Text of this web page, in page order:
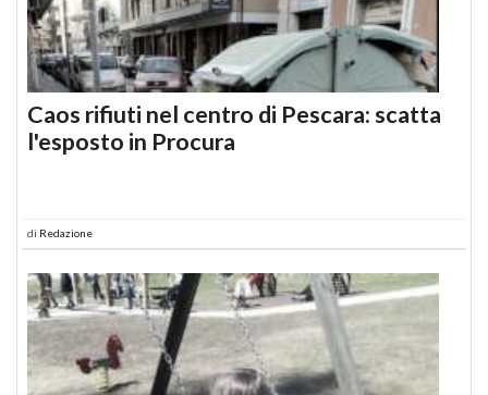
Caos rifiuti nel centro di Pescara: scatta
l'esposto in Procura
di Redazione